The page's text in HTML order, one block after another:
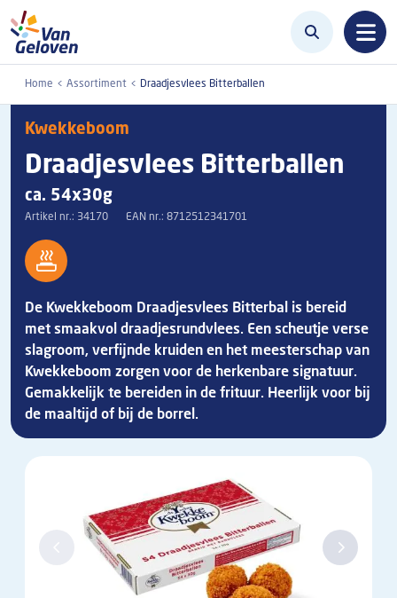
Overslaan en naar de inhoud gaan
Home Assortiment Draadjesvlees Bitterballen
Kwekkeboom
Draadjesvlees Bitterballen
ca. 54x30g
Artikel nr.: 34170 EAN nr.: 8712512341701
De Kwekkeboom Draadjesvlees Bitterbal is bereid
met smaakvol draadjesrundvlees. Een scheutje verse
slagroom, verfijnde kruiden en het meesterschap van
Kwekkeboom zorgen voor de herkenbare signatuur.
Gemakkelijk te bereiden in de frituur. Heerlijk voor bij
de maaltijd of bij de borrel.